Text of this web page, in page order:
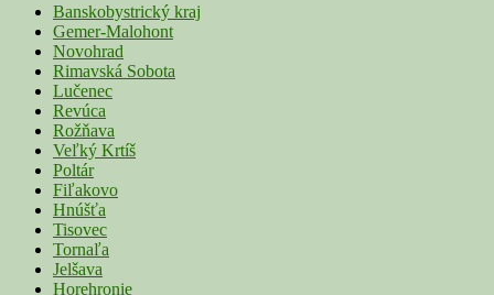
Primárne
menu
Banskobystrický kraj
Gemer-Malohont
Novohrad
Rimavská Sobota
Lučenec
Revúca
Rožňava
Veľký Krtíš
Poltár
Fiľakovo
Hnúšťa
Tisovec
Tornaľa
Jelšava
Horehronie